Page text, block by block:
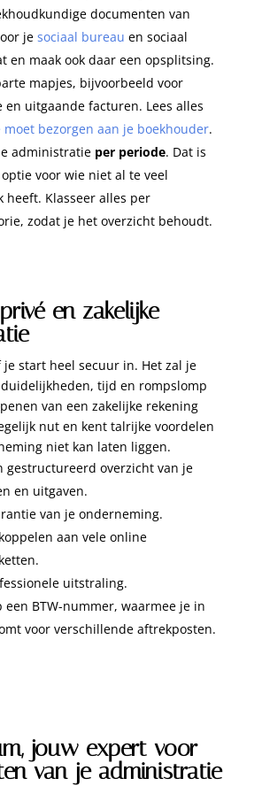
documenten van
je sociaal bureau en sociaal
en maak ook daar een opsplitsing.
mapjes, bijvoorbeeld voor
en uitgaande facturen. Lees alles
moet bezorgen aan je boekhouder.
administratie per periode. Dat is
voor wie niet al te veel
heeft. Klasseer alles per
zodat je het overzicht behoudt.
en zakelijke
je start heel secuur in. Het zal je
tijd en rompslomp
van een zakelijke rekening
nut en kent talrijke voordelen
niet kan laten liggen.
gestructureerd overzicht van je
en uitgaven.
van je onderneming.
aan vele online
uitstraling.
een BTW-nummer, waarmee je in
voor verschillende aftrekposten.
jouw expert voor
van je administratie